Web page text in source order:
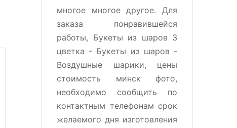
многое многое другое. Для
заказа понравившейся
работы, Букеты из шаров 3
цветка - Букеты из шаров -
Воздушные шарики, цены
стоимость минск фото,
необходимо сообщить по
контактным телефонам срок
желаемого дня изготовления